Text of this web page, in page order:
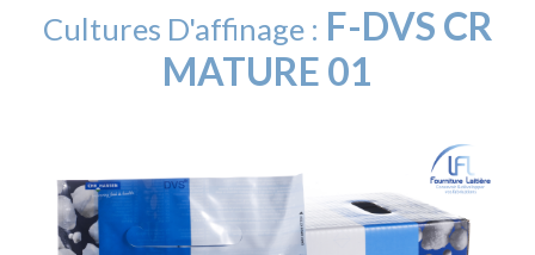
Cultures D'affinage : F-DVS CR
MATURE 01